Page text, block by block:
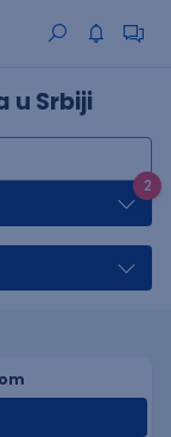
u Srbiji
2